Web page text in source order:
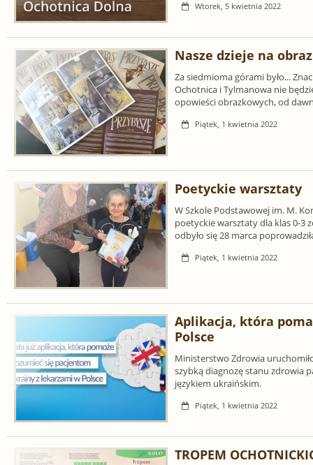
Wtorek, 5 kwietnia 2022
Nasze dzieje na
Za siedmioma górami było...
Ochotnica i Tylmanowa nie
opowieści obrazkowych, od
Piątek, 1 kwietnia 2022
Poetyckie warsztaty
W Szkole Podstawowej im. M.
poetyckie warsztaty dla klas 0-3
odbyło się 28 marca
Piątek, 1 kwietnia 2022
Aplikacja, która
Polsce
Ministerstwo Zdrowia
szybką diagnozę stanu zdrowia
językiem ukraińskim.
Piątek, 1 kwietnia 2022
TROPEM